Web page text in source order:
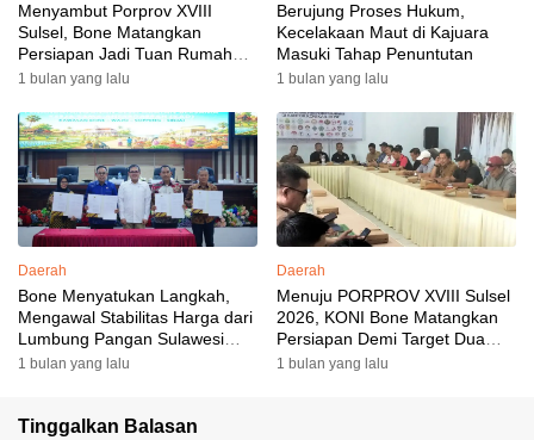
Menyambut Porprov XVIII
Sulsel, Bone Matangkan
Persiapan Jadi Tuan Rumah
yang Berkesan: Wakil Bupati
Targetkan Venue dan
Akomodasi Rampung
1 bulan yang lalu
Berujung Proses Hukum,
Kecelakaan Maut di Kajuara
Masuki Tahap Penuntutan
1 bulan yang lalu
Daerah
Bone Menyatukan Langkah,
Mengawal Stabilitas Harga dari
Lumbung Pangan Sulawesi
Selatan
1 bulan yang lalu
Daerah
Menuju PORPROV XVIII Sulsel
2026, KONI Bone Matangkan
Persiapan Demi Target Dua
Besar
1 bulan yang lalu
Tinggalkan Balasan